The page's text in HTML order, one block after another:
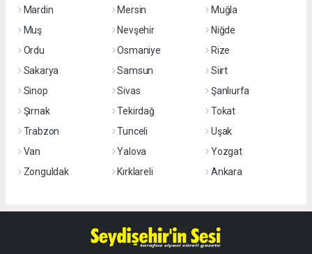
Mardin
Mersin
Muğla
Muş
Nevşehir
Niğde
Ordu
Osmaniye
Rize
Sakarya
Samsun
Siirt
Sinop
Sivas
Şanlıurfa
Şırnak
Tekirdağ
Tokat
Trabzon
Tunceli
Uşak
Van
Yalova
Yozgat
Zonguldak
Kırklareli Ankara